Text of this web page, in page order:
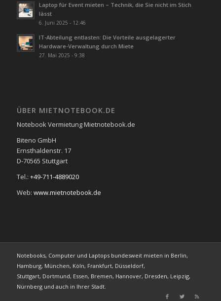
Laptop für Event mieten – Technik, die Sie nicht im Stich
lässt
6. Juni 2025 - 12:46
IT-Abteilung entlasten: Die Vorteile ausgelagerter
Hardware-Verwaltung durch Miete
27. Mai 2025 - 9:38
ÜBER MIETNOTEBOOK.DE
Notebook Vermietung Mietnotebook.de
Biteno GmbH
Ernsthaldenstr. 17
D-70565 Stuttgart
Tel.: +49-711-4889020
Web: www.mietnotebook.de
Notebooks, Computer und Laptops bundesweit mieten in Berlin,
Hamburg, München, Köln, Frankfurt, Düsseldorf,
Stuttgart, Dortmund, Essen, Bremen, Hannover, Dresden, Leipzig,
Nürnberg und auch in Ihrer Stadt.